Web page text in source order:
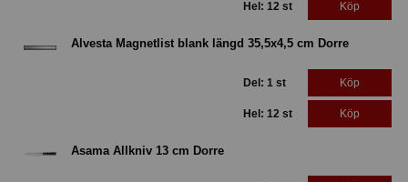
Hel: 12 st Köp
Alvesta Magnetlist blank längd 35,5x4,5 cm Dorre
Del: 1 st Köp
Hel: 12 st Köp
Asama Allkniv 13 cm Dorre